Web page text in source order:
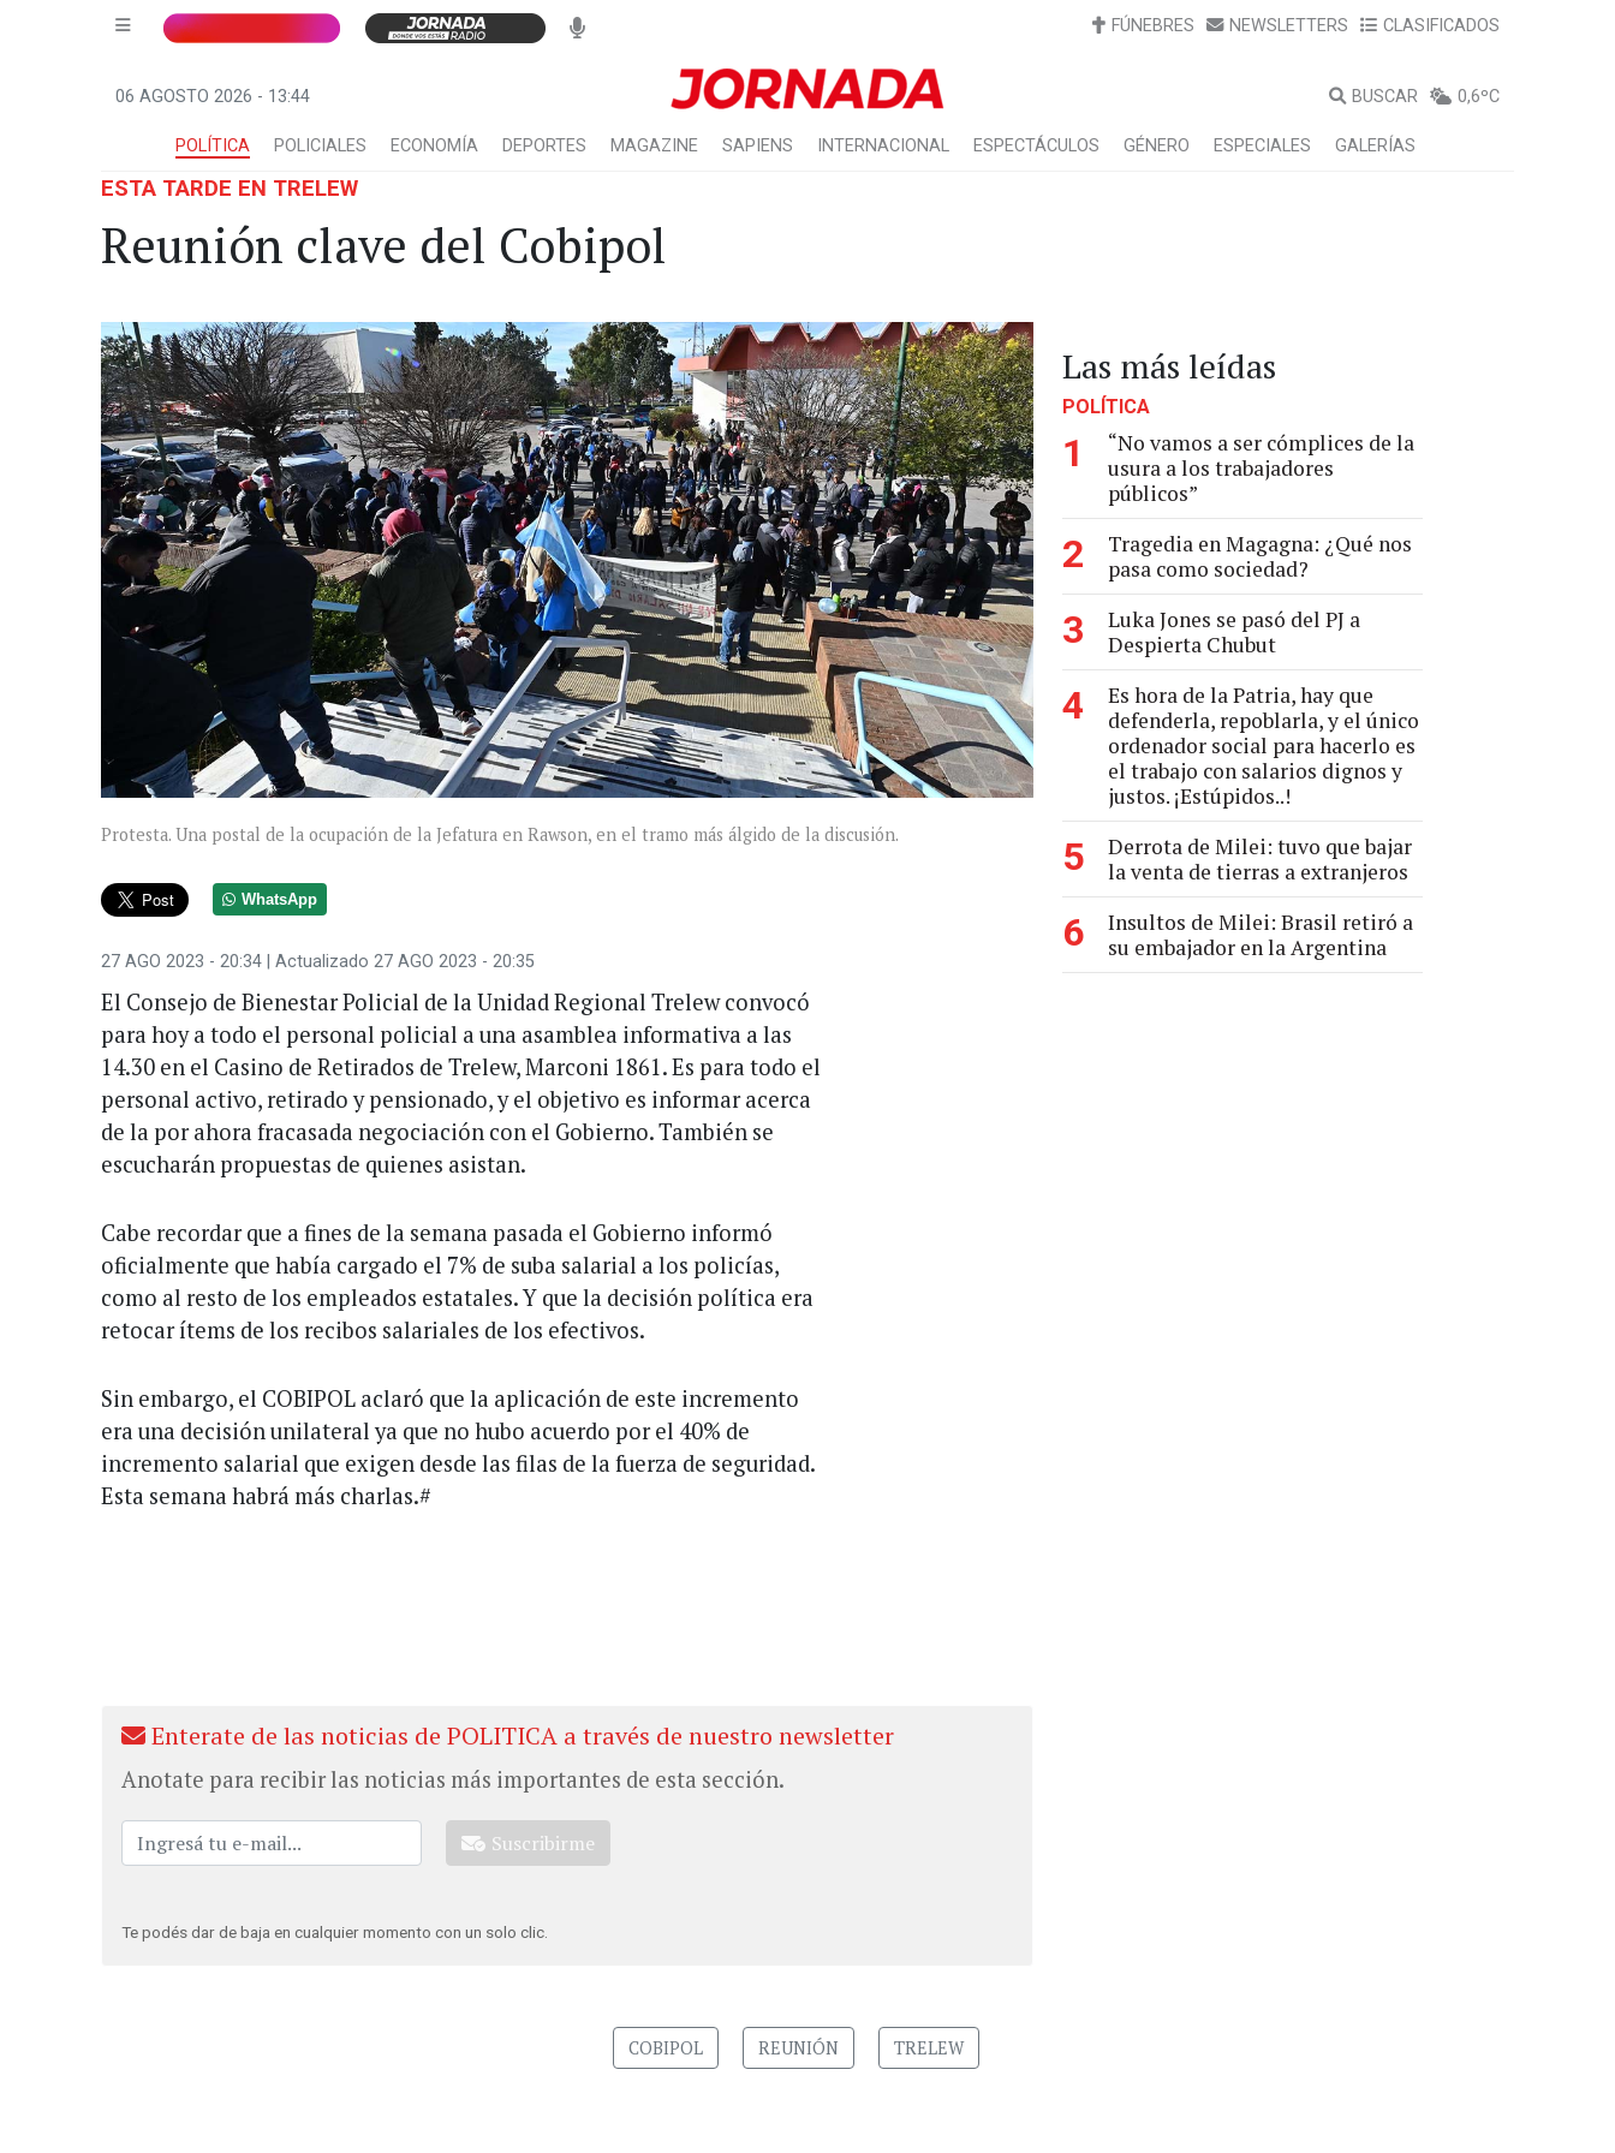
FÚNEBRES NEWSLETTERS CLASIFICADOS
06 AGOSTO 2026 - 13:44 BUSCAR 0,6ºC
POLÍTICA POLICIALES ECONOMÍA DEPORTES MAGAZINE SAPIENS INTERNACIONAL ESPECTÁCULOS GÉNERO ESPECIALES GALERÍAS
ESTA TARDE EN TRELEW
Reunión clave del Cobipol
Protesta. Una postal de la ocupación de la Jefatura en Rawson, en el tramo más álgido de la discusión.
WhatsApp
27 AGO 2023 - 20:34 | Actualizado 27 AGO 2023 - 20:35
El Consejo de Bienestar Policial de la Unidad Regional Trelew convocó
para hoy a todo el personal policial a una asamblea informativa a las
14.30 en el Casino de Retirados de Trelew, Marconi 1861. Es para todo el
personal activo, retirado y pensionado, y el objetivo es informar acerca
de la por ahora fracasada negociación con el Gobierno. También se
escucharán propuestas de quienes asistan.
Cabe recordar que a fines de la semana pasada el Gobierno informó
oficialmente que había cargado el 7% de suba salarial a los policías,
como al resto de los empleados estatales. Y que la decisión política era
retocar ítems de los recibos salariales de los efectivos.
Sin embargo, el COBIPOL aclaró que la aplicación de este incremento
era una decisión unilateral ya que no hubo acuerdo por el 40% de
incremento salarial que exigen desde las filas de la fuerza de seguridad.
Esta semana habrá más charlas.#
Enterate de las noticias de POLITICA a través de nuestro newsletter
Anotate para recibir las noticias más importantes de esta sección.
Suscribirme
Te podés dar de baja en cualquier momento con un solo clic.
Las más leídas
POLÍTICA
1
“No vamos a ser cómplices de la
usura a los trabajadores
públicos”
2
Tragedia en Magagna: ¿Qué nos
pasa como sociedad?
3
Luka Jones se pasó del PJ a
Despierta Chubut
4
Es hora de la Patria, hay que
defenderla, repoblarla, y el único
ordenador social para hacerlo es
el trabajo con salarios dignos y
justos. ¡Estúpidos..!
5
Derrota de Milei: tuvo que bajar
la venta de tierras a extranjeros
6
Insultos de Milei: Brasil retiró a
su embajador en la Argentina
COBIPOL REUNIÓN TRELEW